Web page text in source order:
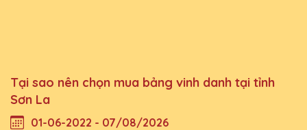
Tại sao nên chọn mua bảng vinh danh tại tỉnh
Sơn La
01-06-2022 - 07/08/2026